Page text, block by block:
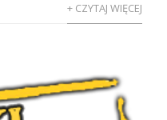
+ CZYTAJ WIĘCEJ